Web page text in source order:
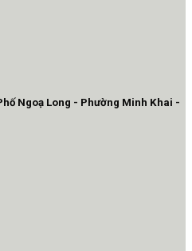
Ngoạ Long - Phường Minh Khai -